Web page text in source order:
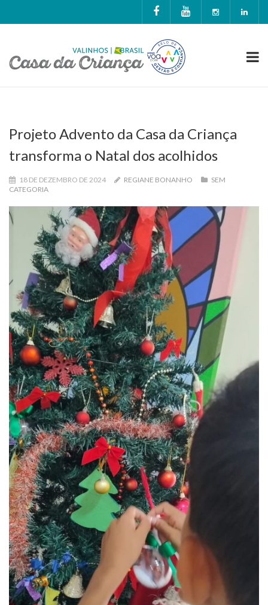
Projeto Advento da Casa da Criança
transforma o Natal dos acolhidos
18 DE DEZEMBRO DE 2024 REGIANE BONANHO
SEM
CATEGORIA